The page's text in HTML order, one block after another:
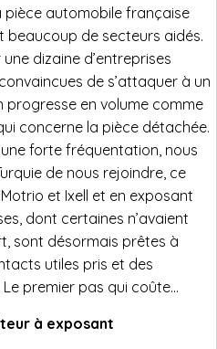
pièce automobile française
beaucoup de secteurs aidés.
dizaine d’entreprises
de s’attaquer à un
en volume comme
concerne la pièce détachée.
forte fréquentation, nous
de nous rejoindre, ce
et Ixell et en exposant
dont certaines n’avaient
sont désormais prêtes à
utiles pris et des
premier pas qui coûte…
à exposant